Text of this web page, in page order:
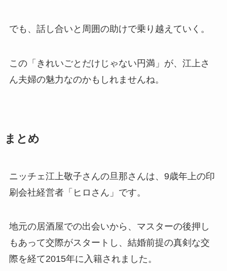
でも、話し合いと周囲の助けで乗り越えていく。
この「きれいごとだけじゃない円満」が、江上さ
ん夫婦の魅力なのかもしれませんね。
まとめ
ニッチェ江上敬子さんの旦那さんは、9歳年上の印
刷会社経営者「ヒロさん」です。
地元の居酒屋での出会いから、マスターの後押し
もあって交際がスタートし、結婚前提の真剣な交
際を経て2015年に入籍されました。